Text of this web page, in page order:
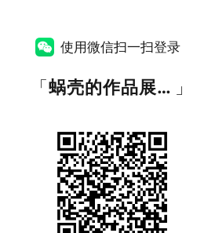
使用微信扫一扫登录
「 蜗壳的作品展示网站 」